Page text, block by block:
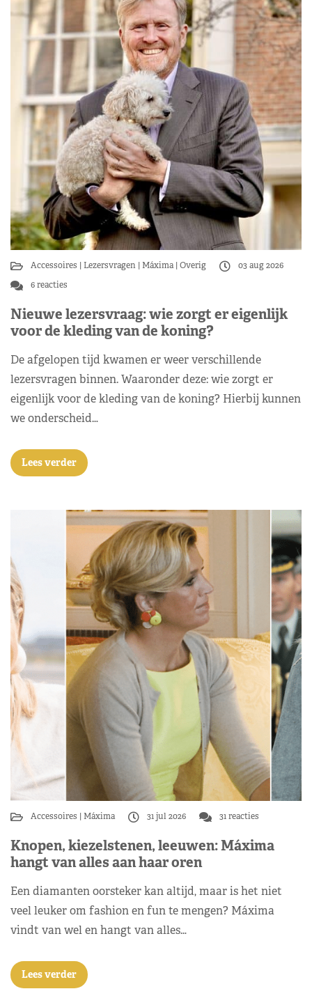
Accessoires Lezersvragen Máxima Overig
03 aug 2026
6 reacties
Nieuwe lezersvraag: wie zorgt er eigenlijk
voor de kleding van de koning?
De afgelopen tijd kwamen er weer verschillende
lezersvragen binnen. Waaronder deze: wie zorgt er
eigenlijk voor de kleding van de koning? Hierbij kunnen
we onderscheid…
Lees verder
Accessoires Máxima 31 jul 2026 31 reacties
Knopen, kiezelstenen, leeuwen: Máxima
hangt van alles aan haar oren
Een diamanten oorsteker kan altijd, maar is het niet
veel leuker om fashion en fun te mengen? Máxima
vindt van wel en hangt van alles…
Lees verder